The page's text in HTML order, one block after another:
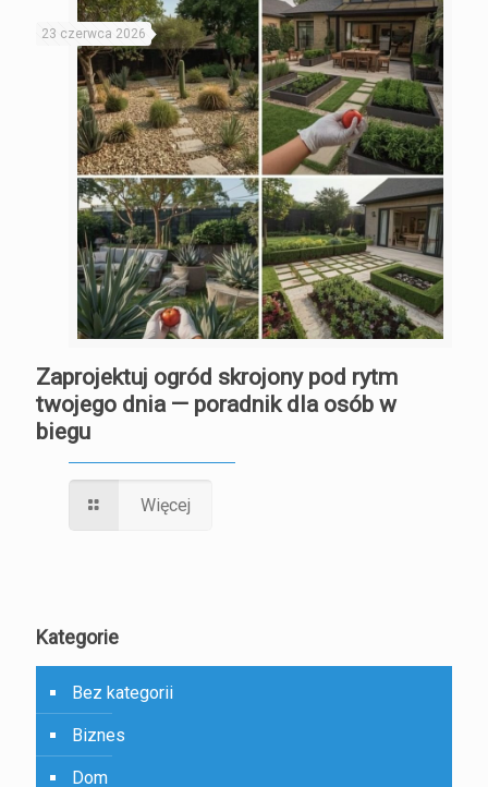
23 czerwca 2026
Zaprojektuj ogród skrojony pod rytm
twojego dnia — poradnik dla osób w
biegu
Więcej
Kategorie
Bez kategorii
Biznes
Dom